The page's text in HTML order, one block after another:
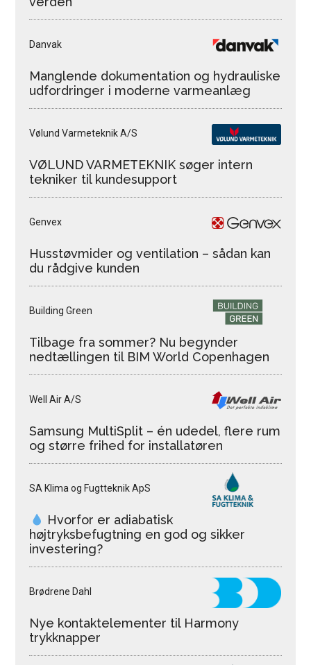
Danvak
Manglende dokumentation og hydrauliske
udfordringer i moderne varmeanlæg
Vølund Varmeteknik A/S
VØLUND VARMETEKNIK søger intern
tekniker til kundesupport
Genvex
Husstøvmider og ventilation – sådan kan
du rådgive kunden
Building Green
Tilbage fra sommer? Nu begynder
nedtællingen til BIM World Copenhagen
Well Air A/S
Samsung MultiSplit – én udedel, flere rum
og større frihed for installatøren
SA Klima og Fugtteknik ApS
Hvorfor er adiabatisk
højtryksbefugtning en god og sikker
investering?
Brødrene Dahl
Nye kontaktelementer til Harmony
trykknapper